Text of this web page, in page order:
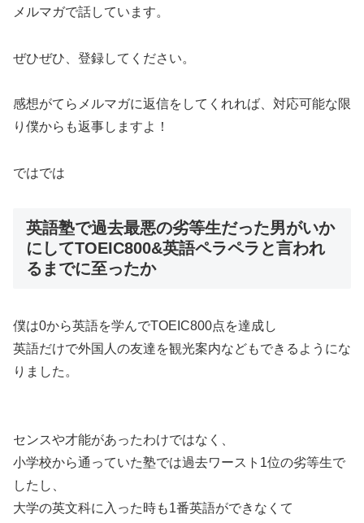
メルマガで話しています。
ぜひぜひ、登録してください。
感想がてらメルマガに返信をしてくれれば、対応可能な限
り僕からも返事しますよ！
ではでは
英語塾で過去最悪の劣等生だった男がいか
にしてTOEIC800&英語ペラペラと言われ
るまでに至ったか
僕は0から英語を学んでTOEIC800点を達成し
英語だけで外国人の友達を観光案内などもできるようにな
りました。
センスや才能があったわけではなく、
小学校から通っていた塾では過去ワースト1位の劣等生で
したし、
大学の英文科に入った時も1番英語ができなくて